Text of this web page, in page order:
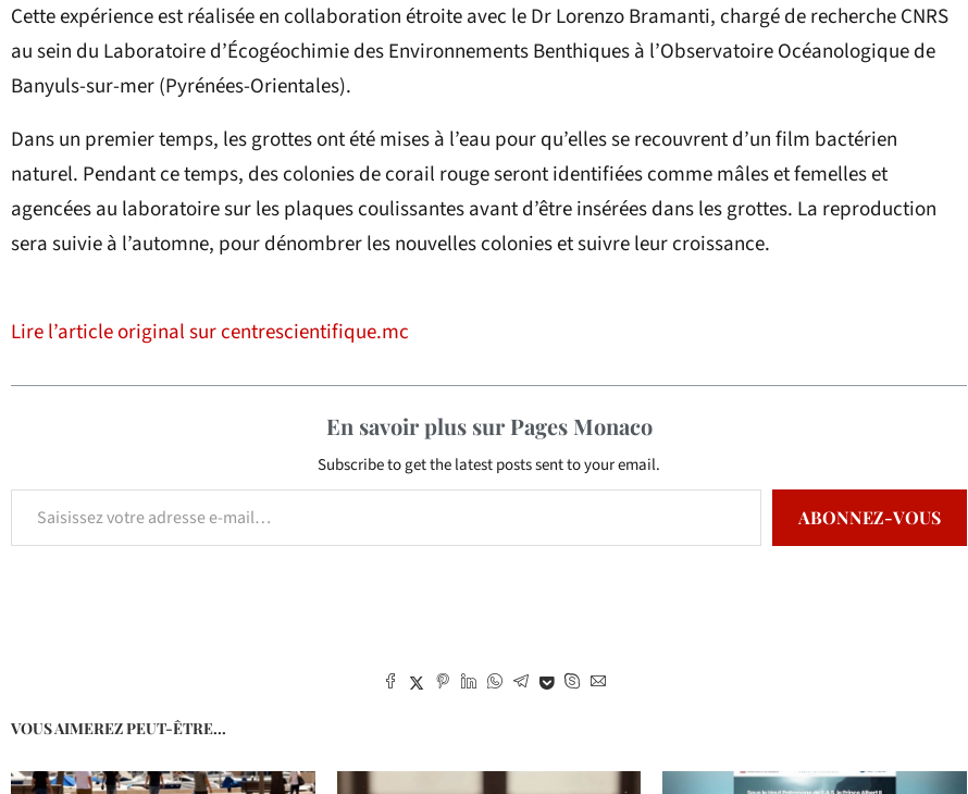
Cette expérience est réalisée en collaboration étroite avec le Dr Lorenzo Bramanti, chargé de recherche CNRS
au sein du Laboratoire d’Écogéochimie des Environnements Benthiques à l’Observatoire Océanologique de
Banyuls-sur-mer (Pyrénées-Orientales).
Dans un premier temps, les grottes ont été mises à l’eau pour qu’elles se recouvrent d’un film bactérien
naturel. Pendant ce temps, des colonies de corail rouge seront identifiées comme mâles et femelles et
agencées au laboratoire sur les plaques coulissantes avant d’être insérées dans les grottes. La reproduction
sera suivie à l’automne, pour dénombrer les nouvelles colonies et suivre leur croissance.
Lire l’article original sur centrescientifique.mc
En savoir plus sur Pages Monaco
Subscribe to get the latest posts sent to your email.
ABONNEZ-VOUS
VOUS AIMEREZ PEUT-ÊTRE...